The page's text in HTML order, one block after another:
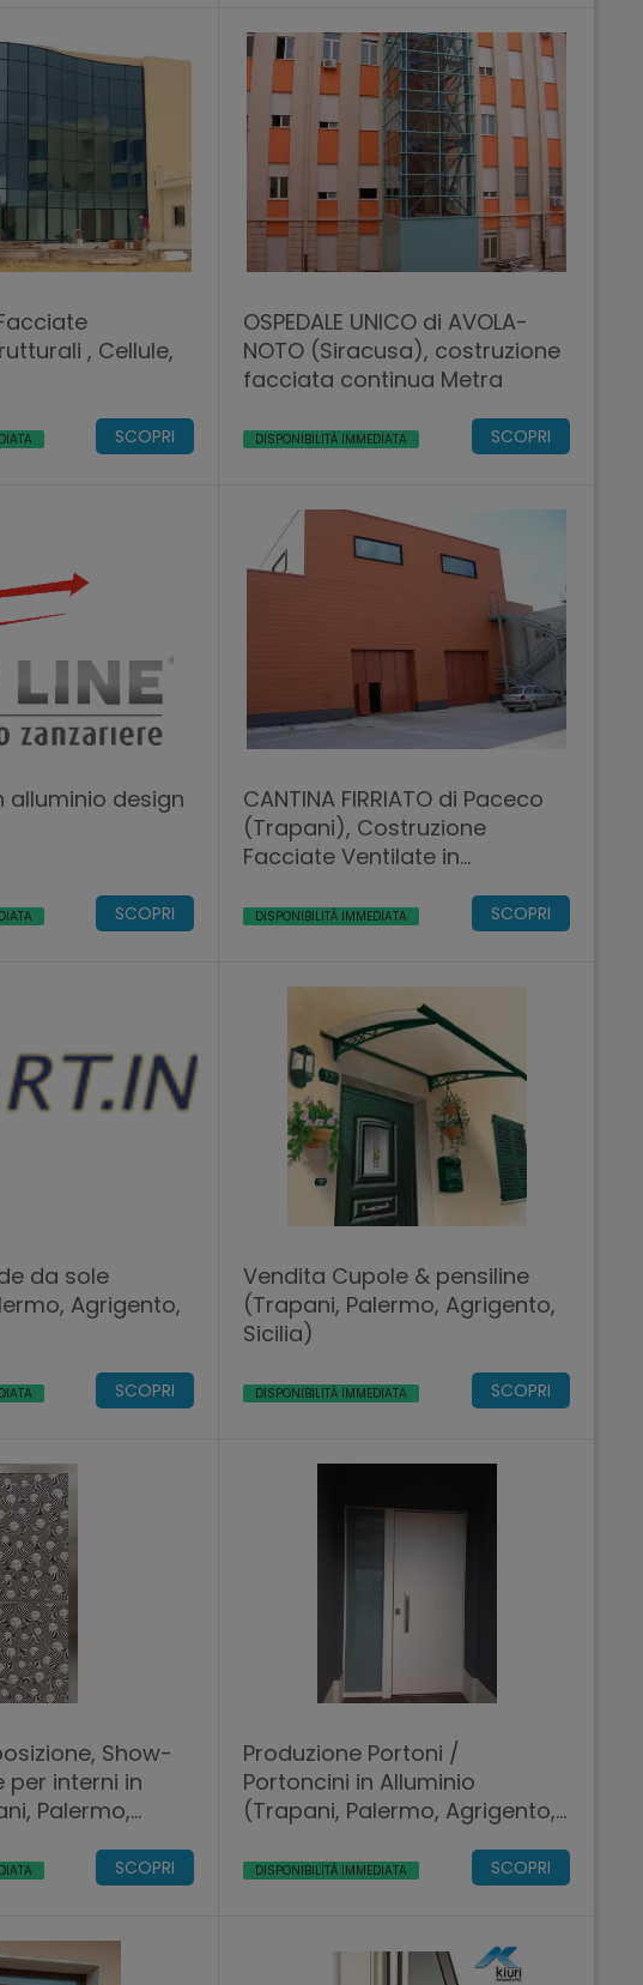
, Cellule,
SCOPRI
OSPEDALE UNICO di AVOLA-
NOTO (Siracusa), costruzione
facciata continua Metra
DISPONIBILITÀ IMMEDIATA SCOPRI
alluminio design
SCOPRI
CANTINA FIRRIATO di Paceco
(Trapani), Costruzione
Facciate Ventilate in
DISPONIBILITÀ IMMEDIATA SCOPRI
da sole
Agrigento,
SCOPRI
Vendita Cupole & pensiline
(Trapani, Palermo, Agrigento,
Sicilia)
DISPONIBILITÀ IMMEDIATA SCOPRI
Show-
per interni in
Palermo,
SCOPRI
Produzione Portoni /
Portoncini in Alluminio
(Trapani, Palermo, Agrigento,
DISPONIBILITÀ IMMEDIATA SCOPRI